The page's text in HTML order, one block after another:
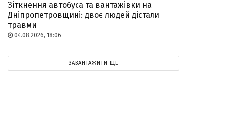
Зіткнення автобуса та вантажівки на
Дніпропетровщині: двоє людей дістали
травми
04.08.2026, 18:06
ЗАВАНТАЖИТИ ЩЕ